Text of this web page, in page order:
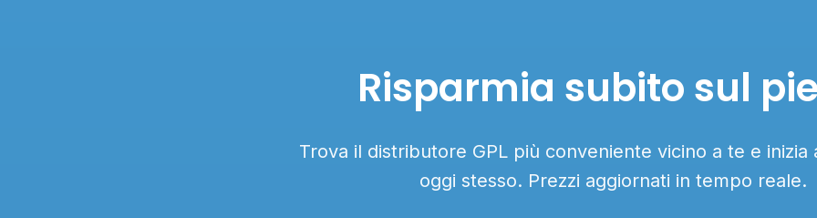
Risparmia subito sul
Trova il distributore GPL più conveniente vicino a te e inizia
oggi stesso. Prezzi aggiornati in tempo reale.